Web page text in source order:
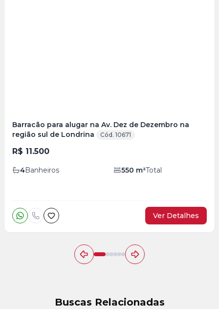
Barracão para alugar na Av. Dez de Dezembro na
região sul de Londrina
Cód. 10671
R$ 11.500
4Banheiros 550 m²Total
Ver Detalhes
Buscas Relacionadas